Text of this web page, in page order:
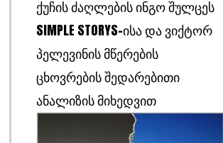
ᲥᲣᲩᲘᲡ ᲫᲐᲦᲚᲔᲑᲘᲡ ᲘᲜᲒᲝ ᲨᲣᲚᲪᲔᲡ
SIMPLE STORYS-ᲘᲡᲐ ᲓᲐ ᲕᲘᲥᲢᲝᲠ
ᲞᲔᲚᲔᲕᲘᲜᲘᲡ ᲛᲬᲔᲠᲔᲑᲘᲡ
ᲪᲮᲝᲕᲠᲔᲑᲘᲡ ᲨᲔᲓᲐᲠᲔᲑᲘᲗᲘ
ᲐᲜᲐᲚᲘᲖᲘᲡ ᲛᲘᲮᲔᲓᲕᲘᲗ